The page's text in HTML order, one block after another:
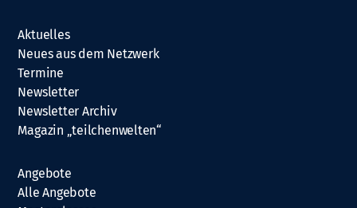
Aktuelles
Neues aus dem Netzwerk
Termine
Newsletter
Newsletter Archiv
Magazin „teilchenwelten“
Angebote
Alle Angebote